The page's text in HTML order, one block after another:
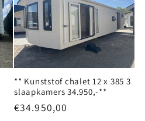
** Kunststof chalet 12 x 385 3
slaapkamers 34.950,-**
Normale
€34.950,00